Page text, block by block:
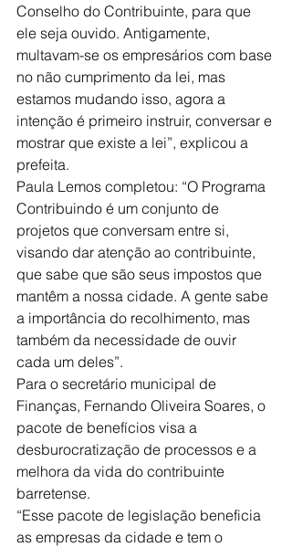
Conselho do Contribuinte, para que
ele seja ouvido. Antigamente,
multavam-se os empresários com base
no não cumprimento da lei, mas
estamos mudando isso, agora a
intenção é primeiro instruir, conversar e
mostrar que existe a lei”, explicou a
prefeita.
Paula Lemos completou: “O Programa
Contribuindo é um conjunto de
projetos que conversam entre si,
visando dar atenção ao contribuinte,
que sabe que são seus impostos que
mantêm a nossa cidade. A gente sabe
a importância do recolhimento, mas
também da necessidade de ouvir
cada um deles”.
Para o secretário municipal de
Finanças, Fernando Oliveira Soares, o
pacote de benefícios visa a
desburocratização de processos e a
melhora da vida do contribuinte
barretense.
“Esse pacote de legislação beneficia
as empresas da cidade e tem o